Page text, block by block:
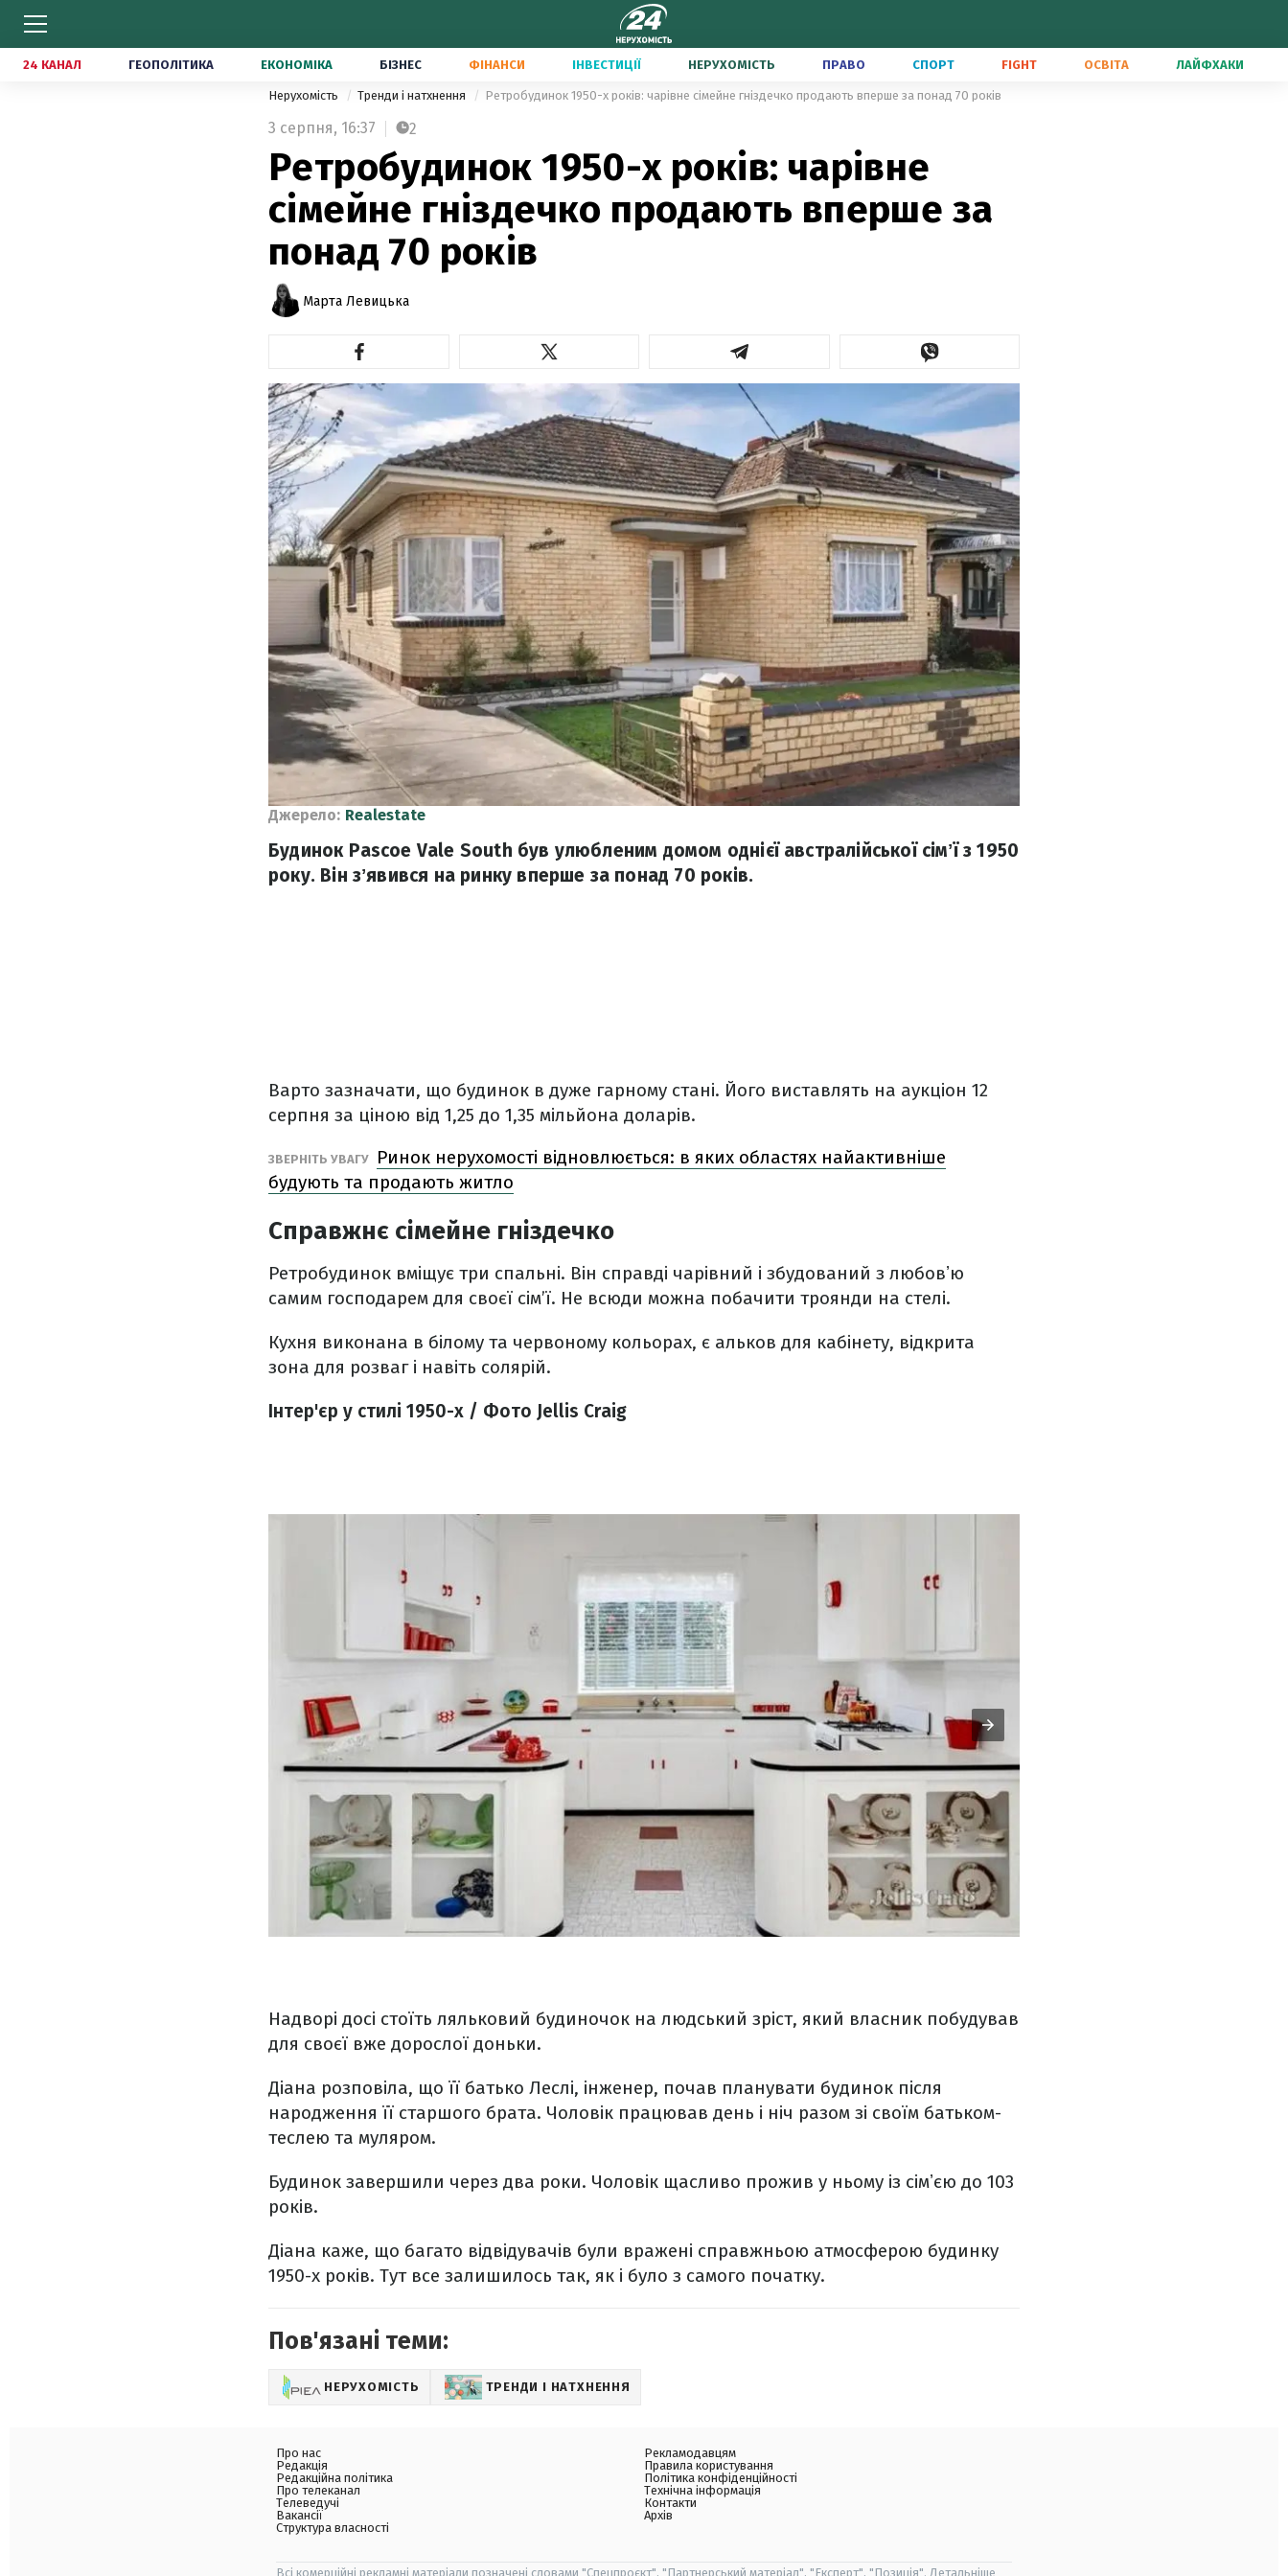
24 КАНАЛ ГЕОПОЛІТИКА ЕКОНОМІКА БІЗНЕС ФІНАНСИ ІНВЕСТИЦІЇ НЕРУХОМІСТЬ ПРАВО СПОРТ FIGHT ОСВІТА ЛАЙФХАКИ
Нерухомість Тренди і натхнення Ретробудинок 1950-х років: чарівне сімейне гніздечко продають вперше за понад 70 років
3 серпня, 16:37 2
Ретробудинок 1950-х років: чарівне
сімейне гніздечко продають вперше за
понад 70 років
Марта Левицька
Джерело: Realestate
Будинок Pascoe Vale South був улюбленим домом однієї австралійської сімʼї з 1950
року. Він зʼявився на ринку вперше за понад 70 років.
Варто зазначати, що будинок в дуже гарному стані. Його виставлять на аукціон 12
серпня за ціною від 1,25 до 1,35 мільйона доларів.
ЗВЕРНІТЬ УВАГУ
Ринок нерухомості відновлюється: в яких областях найактивніше
будують та продають житло
Справжнє сімейне гніздечко
Ретробудинок вміщує три спальні. Він справді чарівний і збудований з любовʼю
самим господарем для своєї сім’ї. Не всюди можна побачити троянди на стелі.
Кухня виконана в білому та червоному кольорах, є альков для кабінету, відкрита
зона для розваг і навіть солярій.
Інтер'єр у стилі 1950-х / Фото Jellis Craig
Надворі досі стоїть ляльковий будиночок на людський зріст, який власник побудував
для своєї вже дорослої доньки.
Діана розповіла, що її батько Леслі, інженер, почав планувати будинок після
народження її старшого брата. Чоловік працював день і ніч разом зі своїм батьком-
теслею та муляром.
Будинок завершили через два роки. Чоловік щасливо прожив у ньому із сімʼєю до 103
років.
Діана каже, що багато відвідувачів були вражені справжньою атмосферою будинку
1950-х років. Тут все залишилось так, як і було з самого початку.
Пов'язані теми:
НЕРУХОМІСТЬ ТРЕНДИ І НАТХНЕННЯ
Про нас
Редакція
Редакційна політика
Про телеканал
Телеведучі
Вакансії
Структура власності
Рекламодавцям
Правила користування
Політика конфіденційності
Технічна інформація
Контакти
Архів
Всі комерційні рекламні матеріали позначені словами "Спецпроєкт", "Партнерський матеріал", "Експерт", "Позиція". Детальніше